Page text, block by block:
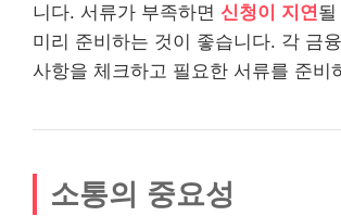
니다. 서류가 부족하면 신청이 지연 될
미리 준비하는 것이 좋습니다. 각 금
사항을 체크하고 필요한 서류를 준비
소통의 중요성